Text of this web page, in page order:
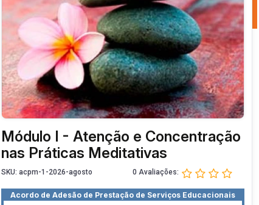
Login
com
Google
Novo
cliente?
Cadastre-
Módulo I - Atenção e Concentração
nas Práticas Meditativas
SKU: acpm-1-2026-agosto 0 Avaliações:
Acordo de Adesão de Prestação de Serviços Educacionais